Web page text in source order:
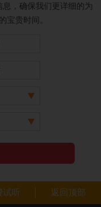
，确保我们更详细的为
宝贵时间。
试听 返回顶部